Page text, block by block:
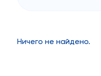
Ничего не найдено.